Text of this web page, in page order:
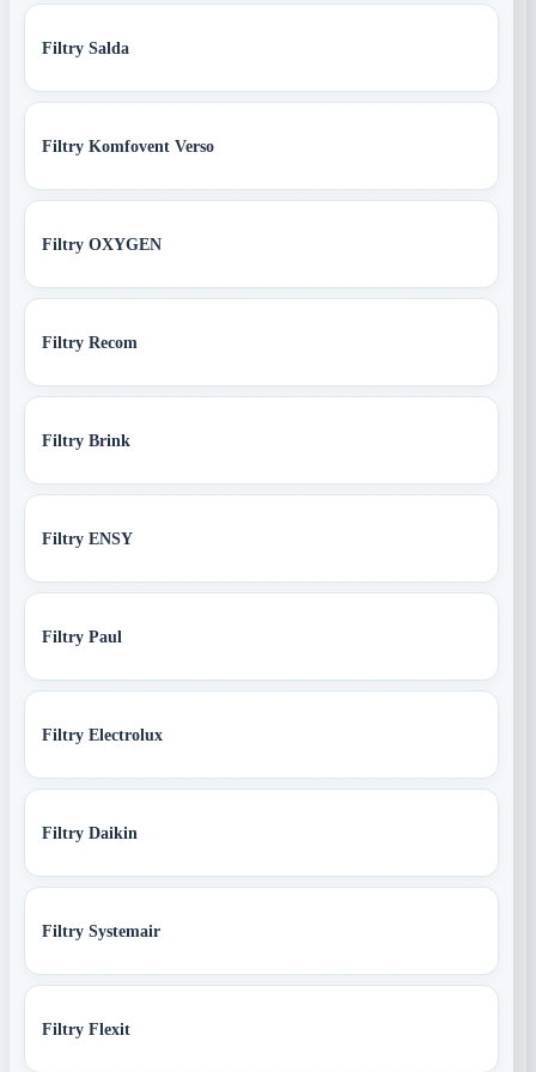
Filtry Salda
Filtry Komfovent Verso
Filtry OXYGEN
Filtry Recom
Filtry Brink
Filtry ENSY
Filtry Paul
Filtry Electrolux
Filtry Daikin
Filtry Systemair
Filtry Flexit